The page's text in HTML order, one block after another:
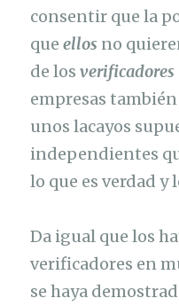
consentir que la
queellos no
de losverificadores
empresas
unos lacayos
independientes
lo que es verdad y
Da igual que los
verificadores en
se haya